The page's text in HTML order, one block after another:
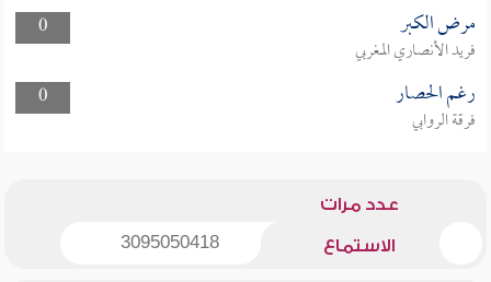
0
مرض الكبر
فريد الأنصاري المغربي
0
رغم الحصار
فرقة الروابي
عدد مرات
الاستماع 3095050418